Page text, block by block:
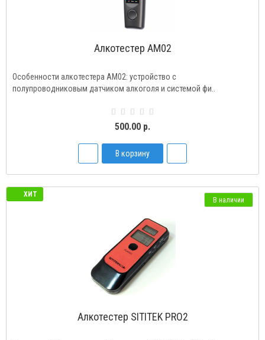
Алкотестер AM02
Особенности алкотестера AM02: устройство с
полупроводниковым датчиком алкоголя и системой фи..
500.00 р.
В корзину
ХИТ
В наличии
Алкотестер SITITEK PRO2